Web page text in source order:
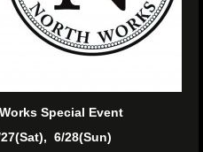
Special Event
6/28(Sun)